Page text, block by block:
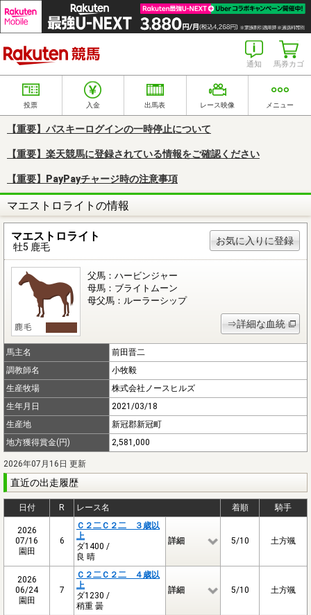
馬券カゴ
通知
投票 入金 出馬表 レース映像 メニュー
【重要】パスキーログインの一時停止について
【重要】楽天競馬に登録されている情報をご確認ください
【重要】PayPayチャージ時の注意事項
マエストロライトの情報
マエストロライト
牡5 鹿毛
お気に入りに登録
父馬：ハービンジャー
母馬：ブライトムーン
母父馬：ルーラーシップ
⇒詳細な血統
馬主名
前田晋二
調教師名
小牧毅
生産牧場
株式会社ノースヒルズ
生年月日
2021/03/18
生産地
新冠郡新冠町
地方獲得賞金(円)
2,581,000
2026年07月16日 更新
直近の出走履歴
日付 R レース名 着順 騎手
2026
07/16
園田
6
Ｃ２二Ｃ２二 ３歳以
上
ダ1400 /
良 晴
詳細 5/10 土方颯
2026
06/24
園田
7
Ｃ２二Ｃ２二 ４歳以
上
ダ1230 /
稍重 曇
詳細 5/10 土方颯